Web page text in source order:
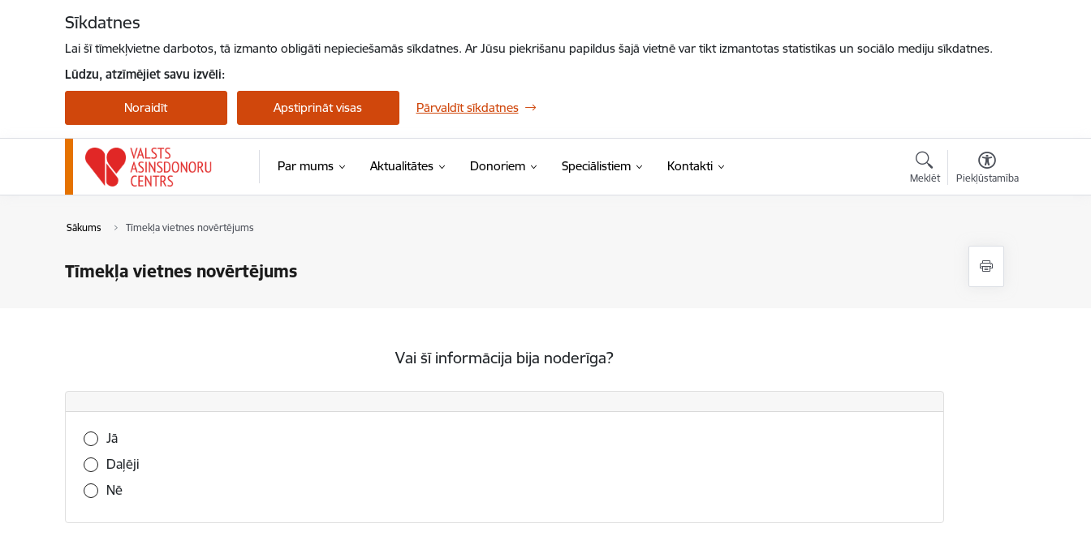
Sīkdatnes
Lai šī tīmekļvietne darbotos, tā izmanto obligāti nepieciešamās sīkdatnes. Ar Jūsu piekrišanu papildus šajā vietnē var tikt izmantotas statistikas un sociālo mediju sīkdatnes.
Lūdzu, atzīmējiet savu izvēli:
Noraidīt Apstiprināt visas Pārvaldīt sīkdatnes
Par mums Aktualitātes Donoriem Speciālistiem Kontakti
Meklēt Piekļūstamība
Sākums Tīmekļa vietnes novērtējums
Tīmekļa vietnes novērtējums
Vai šī informācija bija noderīga?
Vai šī informācija bija noderīga?
Jā
Daļēji
Nē